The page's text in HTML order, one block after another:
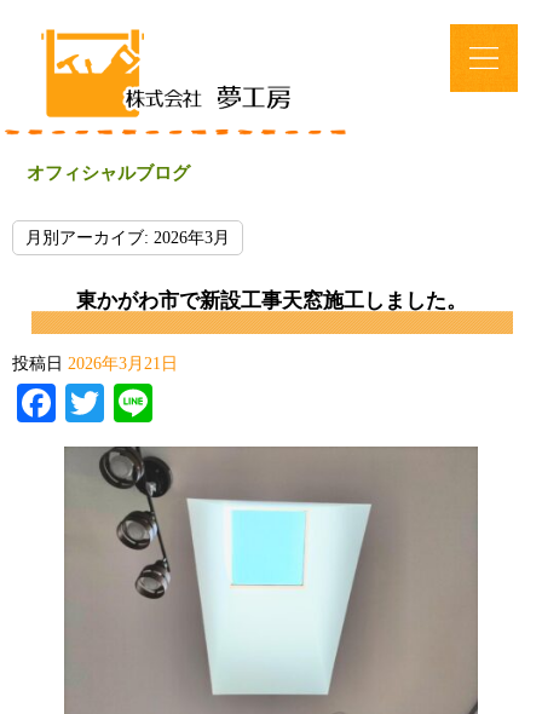
オフィシャルブログ
月別アーカイブ: 2026年3月
東かがわ市で新設工事天窓施工しました。
投稿日 2026年3月21日
Facebook
Twitter